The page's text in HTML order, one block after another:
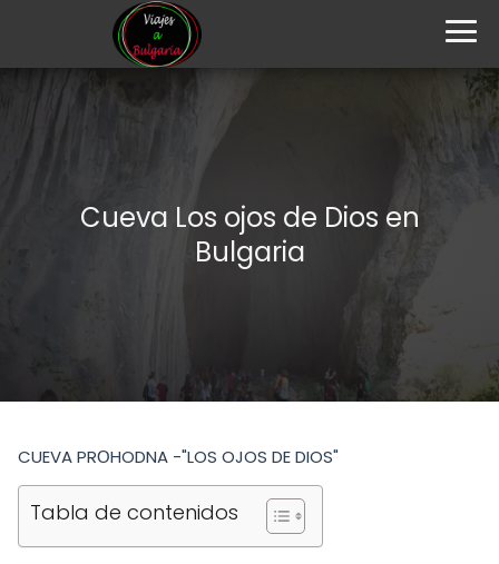
Cueva Los ojos de Dios en
Bulgaria
CUEVA PRОHODNA -"LOS OJOS DE DIOS"
Tabla de contenidos